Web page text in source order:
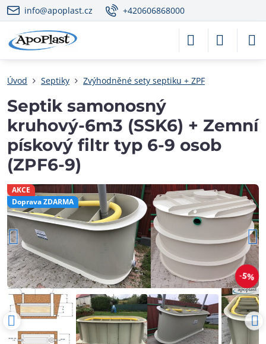
info@apoplast.cz +420606868000
AKCE
Doprava ZDARMA
5%
Úvod Septiky Zvýhodněné sety septiku + ZPF
Septik samonosný
kruhový-6m3 (SSK6) + Zemní
pískový filtr typ 6-9 osob
(ZPF6-9)